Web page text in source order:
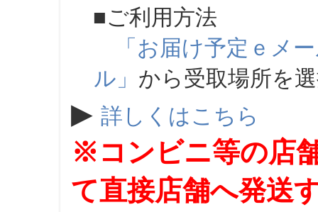
■ご利用方法
「お届け予定ｅメ
ル」 から受取場所を
▶ 詳しくはこちら
※コンビニ等の店
て直接店舗へ発送